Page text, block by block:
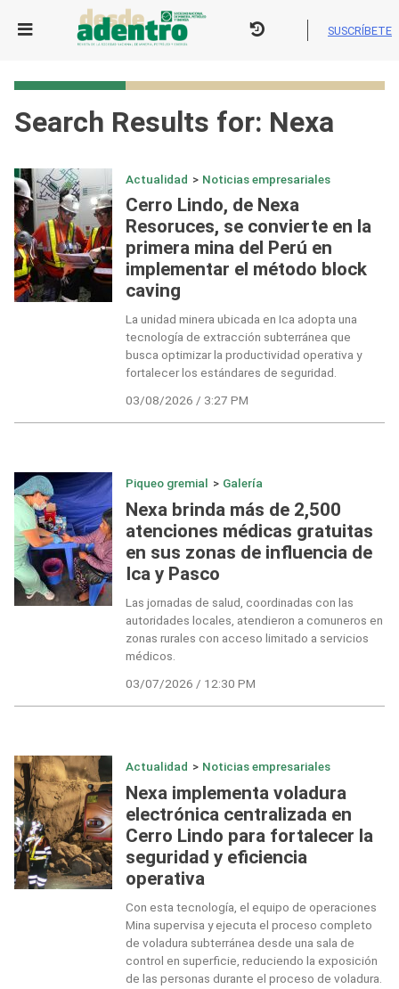
SUSCRÍBETE
Search Results for: Nexa
Actualidad > Noticias empresariales
Cerro Lindo, de Nexa
Resoruces, se convierte en la
primera mina del Perú en
implementar el método block
caving
La unidad minera ubicada en Ica adopta una
tecnología de extracción subterránea que
busca optimizar la productividad operativa y
fortalecer los estándares de seguridad.
03/08/2026 / 3:27 PM
Piqueo gremial > Galería
Nexa brinda más de 2,500
atenciones médicas gratuitas
en sus zonas de influencia de
Ica y Pasco
Las jornadas de salud, coordinadas con las
autoridades locales, atendieron a comuneros en
zonas rurales con acceso limitado a servicios
médicos.
03/07/2026 / 12:30 PM
Actualidad > Noticias empresariales
Nexa implementa voladura
electrónica centralizada en
Cerro Lindo para fortalecer la
seguridad y eficiencia
operativa
Con esta tecnología, el equipo de operaciones
Mina supervisa y ejecuta el proceso completo
de voladura subterránea desde una sala de
control en superficie, reduciendo la exposición
de las personas durante el proceso de voladura.